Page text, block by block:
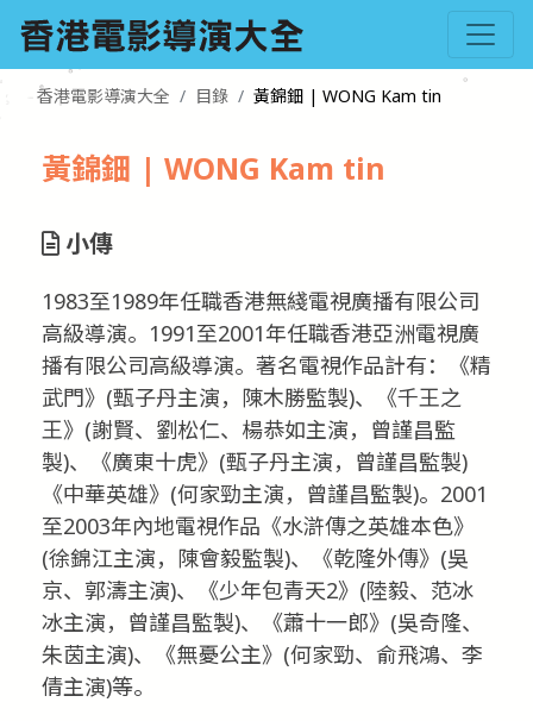
香港電影導演大全 目錄 黃錦鈿 | WONG Kam tin
黃錦鈿 | WONG Kam tin
小傳
1983至1989年任職香港無綫電視廣播有限公司
高級導演。1991至2001年任職香港亞洲電視廣
播有限公司高級導演。著名電視作品計有：《精
武門》(甄子丹主演，陳木勝監製)、《千王之
王》(謝賢、劉松仁、楊恭如主演，曾謹昌監
製)、《廣東十虎》(甄子丹主演，曾謹昌監製)
《中華英雄》(何家勁主演，曾謹昌監製)。2001
至2003年內地電視作品《水滸傳之英雄本色》
(徐錦江主演，陳會毅監製)、《乾隆外傳》(吳
京、郭濤主演)、《少年包青天2》(陸毅、范冰
冰主演，曾謹昌監製)、《蕭十一郎》(吳奇隆、
朱茵主演)、《無憂公主》(何家勁、俞飛鴻、李
倩主演)等。